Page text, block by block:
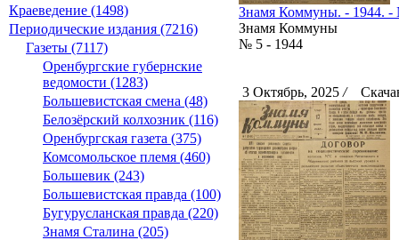
Краеведение (1498)
Периодические издания (7216)
Газеты (7117)
Оренбургские губернские
ведомости (1283)
Большевистская смена (48)
Белозёрский колхозник (116)
Оренбургская газета (375)
Комсомольское племя (460)
Большевик (243)
Большевистская правда (100)
Бугурусланская правда (220)
Знамя Сталина (205)
Знамя Коммуны. - 1944. -
Знамя Коммуны
№ 5 - 1944
3 Октябрь, 2025 /